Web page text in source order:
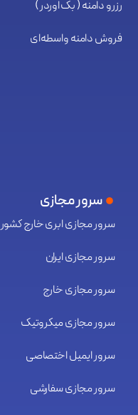
رزرو دامنه ( بک اوردر )
فروش دامنه واسطه‌ای
سرور مجازی
سرور مجازی ابری خارج کشور
سرور مجازی ایران
سرور مجازی خارج
سرور مجازی میکروتیک
سرور ایمیل اختصاصی
سرور مجازی سفارشی